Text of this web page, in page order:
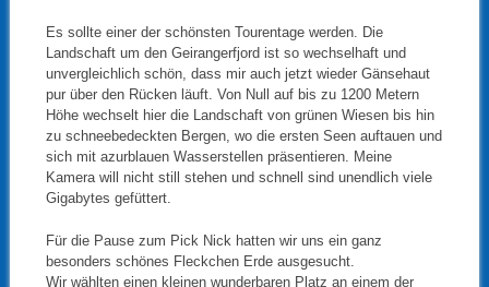
Es sollte einer der schönsten Tourentage werden. Die
Landschaft um den Geirangerfjord ist so wechselhaft und
unvergleichlich schön, dass mir auch jetzt wieder Gänsehaut
pur über den Rücken läuft. Von Null auf bis zu 1200 Metern
Höhe wechselt hier die Landschaft von grünen Wiesen bis hin
zu schneebedeckten Bergen, wo die ersten Seen auftauen und
sich mit azurblauen Wasserstellen präsentieren. Meine
Kamera will nicht still stehen und schnell sind unendlich viele
Gigabytes gefüttert.
Für die Pause zum Pick Nick hatten wir uns ein ganz
besonders schönes Fleckchen Erde ausgesucht.
Wir wählten einen kleinen wunderbaren Platz an einem der